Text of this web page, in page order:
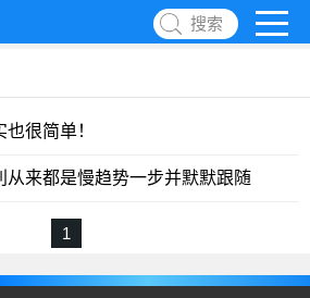
搜索
很简单！
从来都是慢趋势一步并默默跟随
1